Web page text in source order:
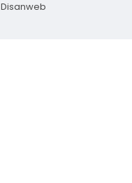
Disanweb